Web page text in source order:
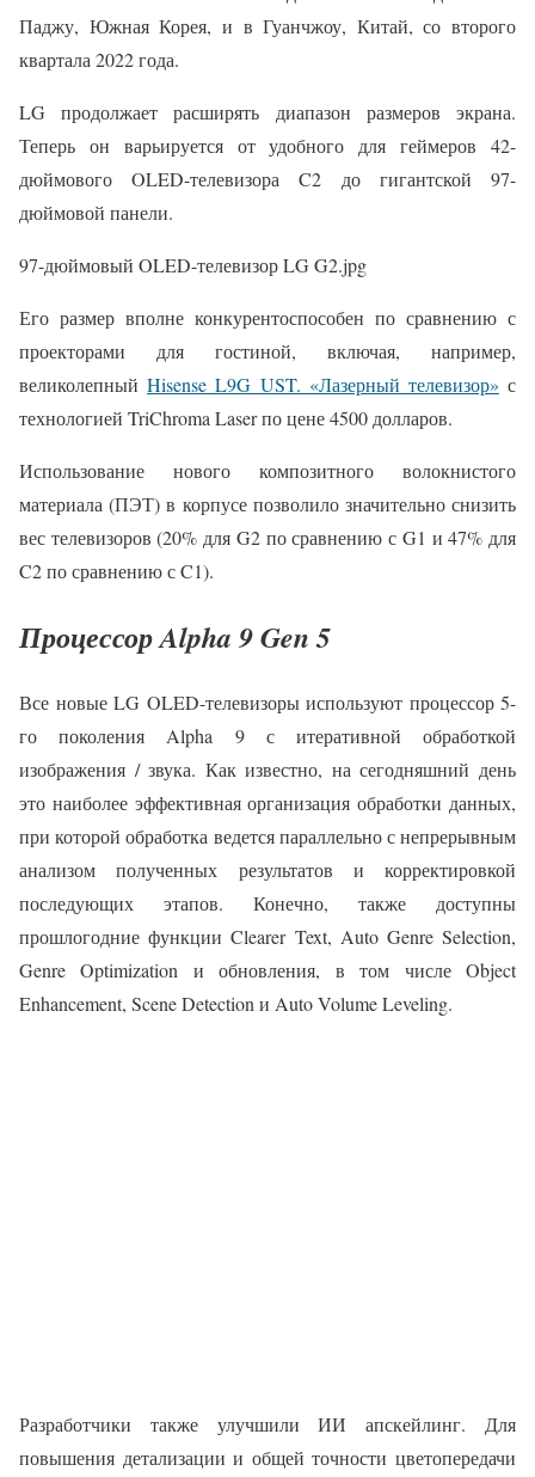
Паджу, Южная Корея, и в Гуанчжоу, Китай, со второго
квартала 2022 года.
LG продолжает расширять диапазон размеров экрана.
Теперь он варьируется от удобного для геймеров 42-
дюймового OLED-телевизора C2 до гигантской 97-
дюймовой панели.
97-дюймовый OLED-телевизор LG G2.jpg
Его размер вполне конкурентоспособен по сравнению с
проекторами для гостиной, включая, например,
великолепныйHisense L9G UST. «Лазерный телевизор» с
технологией TriChroma Laser по цене 4500 долларов.
Использование нового композитного волокнистого
материала (ПЭТ) в корпусе позволило значительно снизить
вес телевизоров (20% для G2 по сравнению с G1 и 47% для
C2 по сравнению с C1).
Процессор Alpha 9 Gen 5
Все новые LG OLED-телевизоры используют процессор 5-
го поколения Alpha 9 с итеративной обработкой
изображения / звука. Как известно, на сегодняшний день
это наиболее эффективная организация обработки данных,
при которой обработка ведется параллельно с непрерывным
анализом полученных результатов и корректировкой
последующих этапов. Конечно, также доступны
прошлогодние функции Clearer Text, Auto Genre Selection,
Genre Optimization и обновления, в том числе Object
Enhancement, Scene Detection и Auto Volume Leveling.
Разработчики также улучшили ИИ апскейлинг. Для
повышения детализации и общей точности цветопередачи